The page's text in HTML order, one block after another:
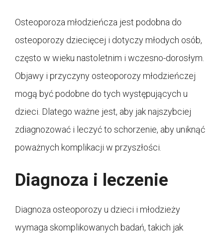
Osteoporoza młodzieńcza jest podobna do
osteoporozy dziecięcej i dotyczy młodych osób,
często w wieku nastoletnim i wczesno-dorosłym.
Objawy i przyczyny osteoporozy młodzieńczej
mogą być podobne do tych występujących u
dzieci. Dlatego ważne jest, aby jak najszybciej
zdiagnozować i leczyć to schorzenie, aby uniknąć
poważnych komplikacji w przyszłości.
Diagnoza i leczenie
Diagnoza osteoporozy u dzieci i młodzieży
wymaga skomplikowanych badań, takich jak